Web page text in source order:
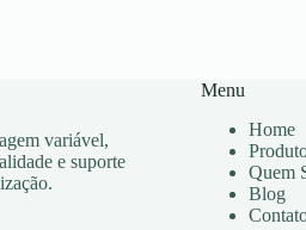
variável,
e suporte
Menu
Home
Quem
Blog